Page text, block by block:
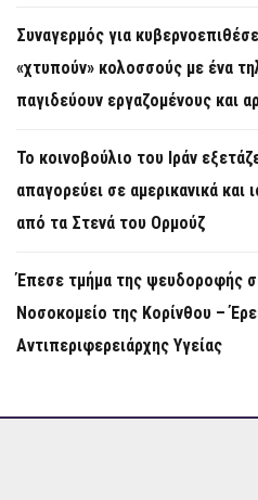
Συναγερμός για
«χτυπούν» κολοσσούς με ένα
παγιδεύουν εργαζομένους και
Το κοινοβούλιο του Ιράν
απαγορεύει σε αμερικανικά και
από τα Στενά του Ορμούζ
Έπεσε τμήμα της ψευδοροφής
Νοσοκομείο της Κορίνθου –
Αντιπεριφερειάρχης Υγείας